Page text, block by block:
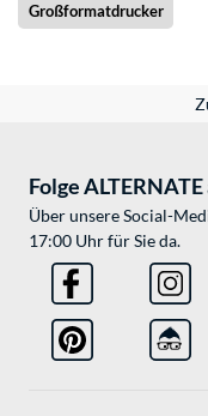
Großformatdrucker
Folge ALTERNATE
Über unsere Social-
17:00 Uhr für Sie da.